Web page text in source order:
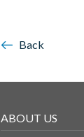
Back
ABOUT US